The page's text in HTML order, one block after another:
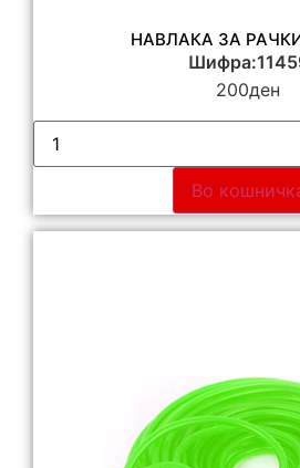
НАВЛАКА ЗА РАЧКИ
200ден
Во